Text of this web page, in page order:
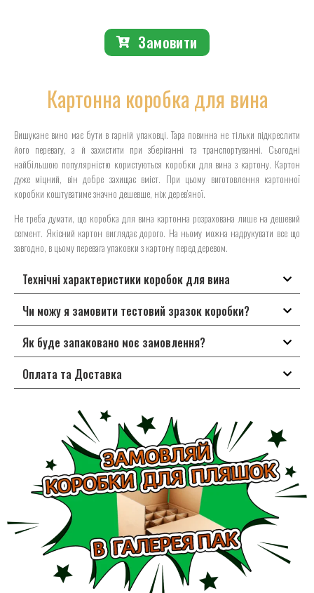
Замовити
Картонна коробка для вина
Вишукане вино має бути в гарній упаковці. Тара повинна не тільки підкреслити
його перевагу, а й захистити при зберіганні та транспортуванні. Сьогодні
найбільшою популярністю користуються коробки для вина з картону. Картон
дуже міцний, він добре захищає вміст. При цьому виготовлення картонної
коробки коштуватиме значно дешевше, ніж дерев’яної.
Не треба думати, що коробка для вина картонна розрахована лише на дешевий
сегмент. Якісний картон виглядає дорого. На ньому можна надрукувати все що
завгодно, в цьому перевага упаковки з картону перед деревом.
Технічні характеристики коробок для вина
Чи можу я замовити тестовий зразок коробки?
Як буде запаковано моє замовлення?
Оплата та Доставка